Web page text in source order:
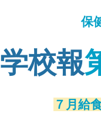
保
学校報
７月給